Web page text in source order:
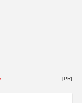
[PR]